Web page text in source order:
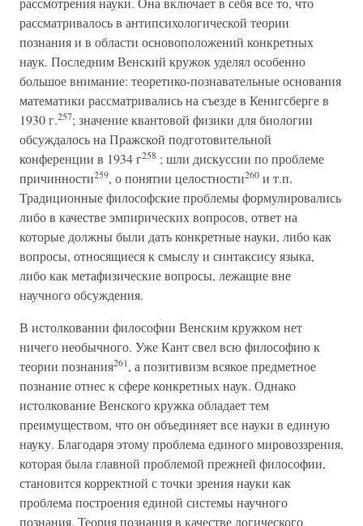
рассматривалось в антипсихологической теории
познания и в области основоположений конкретных
наук. Последним Венский кружок уделял особенно
большое внимание: теоретико-познавательные основания
математики рассматривались на съезде в Кенигсберге в
1930 г.257; значение квантовой физики для биологии
обсуждалось на Пражской подготовительной
конференции в 1934 г258 ; шли дискуссии по проблеме
причинности259, о понятии целостности260 и т.п.
Традиционные философские проблемы формулировались
либо в качестве эмпирических вопросов, ответ на
которые должны были дать конкретные науки, либо как
вопросы, относящиеся к смыслу и синтаксису языка,
либо как метафизические вопросы, лежащие вне
научного обсуждения.
В истолковании философии Венским кружком нет
ничего необычного. Уже Кант свел всю философию к
теории познания261, а позитивизм всякое предметное
познание отнес к сфере конкретных наук. Однако
истолкование Венского кружка обладает тем
преимуществом, что он объединяет все науки в единую
науку. Благодаря этому проблема единого мировоззрения,
которая была главной проблемой прежней философии,
становится корректной с точки зрения науки как
проблема построения единой системы научного
познания. Теория познания в качестве логического